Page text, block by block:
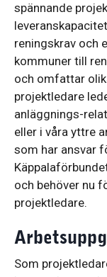
spännande
reningskrav och
kommuner till
och omfattar
projektledare
anläggnings-
eller i våra yttre
som har ansvar
och behöver nu
projektledare.
Som